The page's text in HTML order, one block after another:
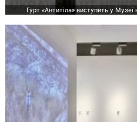
Гурт «Антитіла» виступить у